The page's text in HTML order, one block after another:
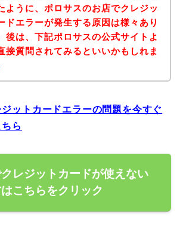
ように、ポロサスのお店でクレジッ
ドエラーが発生する原因は様々あり
後は、下記ポロサスの公式サイトよ
接質問されてみるといいかもしれま
ットカードエラーの問題を今すぐ
ら
レジットカードが使えない
こちらをクリック